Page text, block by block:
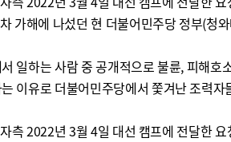
가해에 나섰던 현 더불어민주당 정부(청
일하는 사람 중 공개적으로 불륜, 피해호
이유로 더불어민주당에서 쫓겨난 조력자
측 2022년 3월 4일 대선 캠프에 전달한 요